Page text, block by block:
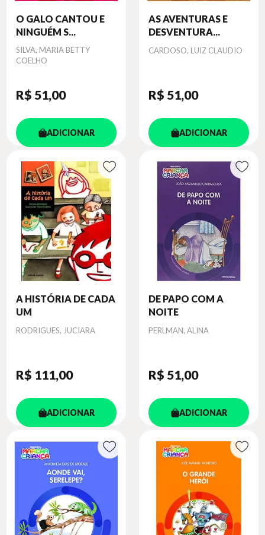
O GALO CANTOU E
NINGUÉM S...
Autor
SILVA, MARIA BETTY
COELHO
R$ 51,00
ADICIONAR
AS AVENTURAS E
DESVENTURA...
Autor
CARDOSO, LUIZ CLAUDIO
R$ 51,00
ADICIONAR
A HISTÓRIA DE CADA
UM
Autor
RODRIGUES, JUCIARA
R$ 111,00
ADICIONAR
DE PAPO COM A
NOITE
Autor
PERLMAN, ALINA
R$ 51,00
ADICIONAR